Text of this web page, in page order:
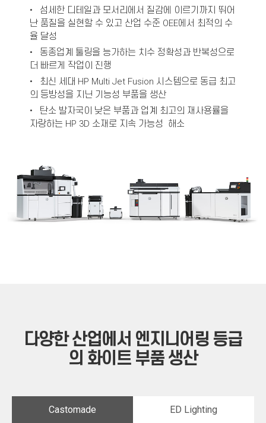
• 섬세한 디테일과 모서리에서 질감에 이르기까지 뛰어
난 품질을 실현할 수 있고 산업 수준 OEE에서 최적의 수
율 달성
• 동종업계 툴링을 능가하는 치수 정확성과 반복성으로
더 빠르게 작업이 진행
• 최신 세대 HP Multi Jet Fusion 시스템으로 동급 최고
의 등방성을 지닌 기능성 부품을 생산
• 탄소 발자국이 낮은 부품과 업계 최고의 재사용률을
자랑하는 HP 3D 소재로 지속 가능성 해소
다양한 산업에서 엔지니어링 등급
의 화이트 부품 생산
Castomade ED Lighting